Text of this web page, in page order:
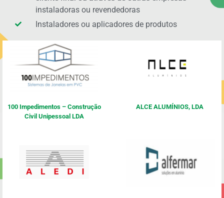
instaladoras ou revendedoras
Instaladores ou aplicadores de produtos
100 Impedimentos – Construção
Civil Unipessoal LDA
ALCE ALUMÍNIOS, LDA